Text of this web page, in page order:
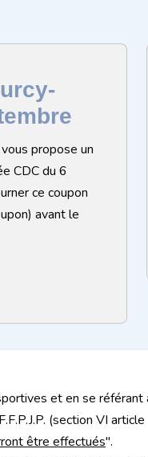
propose un
CDC du 6
ce coupon
avant le
et en se référant
(section VI article
être effectués".